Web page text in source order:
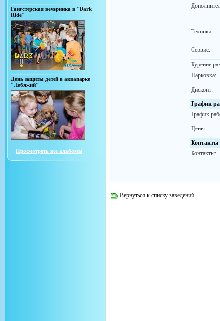
Гангстерская вечеринка в "Dark
Ride"
День защиты детей в аквапарке
"Лебяжий"
Просмотреть все альбомы
Техника:
Сервис:
Курение
Парковка:
Дисконт:
График
График
Цены:
Контакты
Контакты:
Вернуться к списку заведений